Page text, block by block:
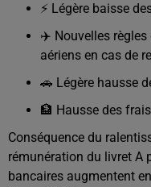
⚡ Légère baisse
✈️ Nouvelles règles
aériens en cas de
🚗 Légère hausse
🏦 Hausse des
Conséquence du
rémunération du livret A
bancaires augmentent